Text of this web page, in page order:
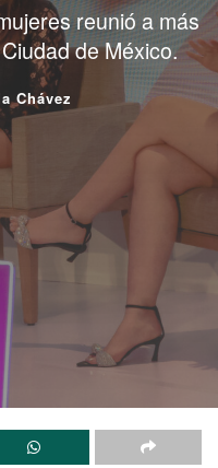
reunió a más
de México.
Chávez